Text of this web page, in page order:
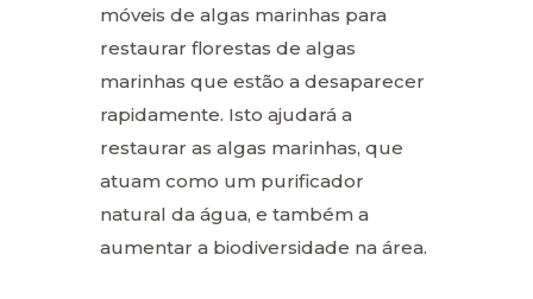
móveis de algas marinhas para
restaurar florestas de algas
marinhas que estão a desaparecer
rapidamente. Isto ajudará a
restaurar as algas marinhas, que
atuam como um purificador
natural da água, e também a
aumentar a biodiversidade na área.